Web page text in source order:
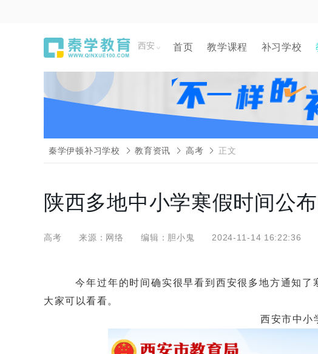
西安 首页 教学课程 补习学校
秦学伊顿补习学校 教育资讯 高考 正文
陕西多地中小学寒假时间公
高考 来源：网络 编辑：胆小鬼 2024-11-14 16:22:36
今年过年的时间确实很早看到西安很多地方通知了寒
大家可以看看。
西安市中小